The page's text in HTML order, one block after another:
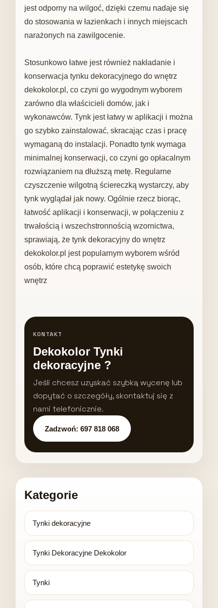
jest odporny na wilgoć, dzięki czemu nadaje się
do stosowania w łazienkach i innych miejscach
narażonych na zawilgocenie.
Stosunkowo łatwe jest również nakładanie i
konserwacja tynku dekoracyjnego do wnętrz
dekokolor.pl, co czyni go wygodnym wyborem
zarówno dla właścicieli domów, jak i
wykonawców. Tynk jest łatwy w aplikacji i można
go szybko zainstalować, skracając czas i pracę
wymaganą do instalacji. Ponadto tynk wymaga
minimalnej konserwacji, co czyni go opłacalnym
rozwiązaniem na dłuższą metę. Regularne
czyszczenie wilgotną ściereczką wystarczy, aby
tynk wyglądał jak nowy. Ogólnie rzecz biorąc,
łatwość aplikacji i konserwacji, w połączeniu z
trwałością i wszechstronnością wzornictwa,
sprawiają, że tynk dekoracyjny do wnętrz
dekokolor.pl jest popularnym wyborem wśród
osób, które chcą poprawić estetykę swoich
wnętrz
KONTAKT
Dekokolor Tynki
dekoracyjne ?
Jeśli chcesz uzyskać szybką wycenę lub
dopytać o szczegóły, skontaktuj się z
nami telefonicznie.
Zadzwoń: 697 818 068
Kategorie
Tynki dekoracyjne
Tynki Dekoracyjne Dekokolor
Tynki